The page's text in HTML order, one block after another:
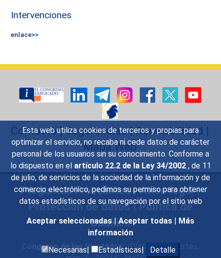
Esta web utiliza cookies de terceros y propias para
optimizar el servicio, no recaba ni cede datos de carácter
personal de los usuarios sin su conocimiento. Conforme a
lo dispuesto en el artículo 22.2 de la Ley 34/2002 , de 11
de julio, de servicios de la sociedad de la información y de
comercio electrónico, pedimos su permiso para obtener
datos estadísticos de su navegación por el sitio web
Aceptar seleccionadas | Aceptar todas | Más
información
Necesarias|
Estadísticas| Detalle
Intervenciones
enlace>>
Contacto|Sugerencias|Accesibilidad |
Mapa Web
Preguntas Frecuentes|Aviso legal|
Protección de datos|Política de
Cookies
Congreso de los Diputados- Plaza de las Cortes,